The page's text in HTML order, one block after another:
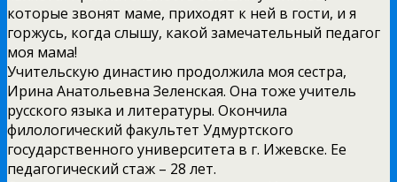
которые звонят маме, приходят к ней в гости, и я
горжусь, когда слышу, какой замечательный педагог
моя мама!
Учительскую династию продолжила моя сестра,
Ирина Анатольевна Зеленская. Она тоже учитель
русского языка и литературы. Окончила
филологический факультет Удмуртского
государственного университета в г. Ижевске. Ее
педагогический стаж – 28 лет.